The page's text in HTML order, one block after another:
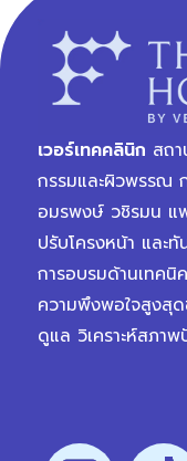
เวอร์เทคคลินิก สถ
กรรมและผิวพรรณ
อมรพงษ์ วชิรมน แ
ปรับโครงหน้า และ
การอบรมด้านเทคนิ
ความพึงพอใจสูงสุด
ดูแล วิเคราะห์สภา